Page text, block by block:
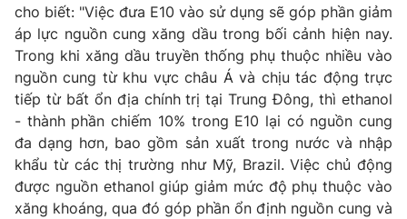
cho biết: "Việc đưa E10 vào sử dụng sẽ góp phần giảm
áp lực nguồn cung xăng dầu trong bối cảnh hiện nay.
Trong khi xăng dầu truyền thống phụ thuộc nhiều vào
nguồn cung từ khu vực châu Á và chịu tác động trực
tiếp từ bất ổn địa chính trị tại Trung Đông, thì ethanol
- thành phần chiếm 10% trong E10 lại có nguồn cung
đa dạng hơn, bao gồm sản xuất trong nước và nhập
khẩu từ các thị trường như Mỹ, Brazil. Việc chủ động
được nguồn ethanol giúp giảm mức độ phụ thuộc vào
xăng khoáng, qua đó góp phần ổn định nguồn cung và